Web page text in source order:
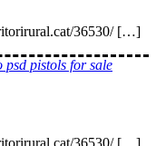
36530/ […]
psd pistols for sale
36530/ […]